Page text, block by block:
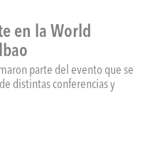
en la World
parte del evento que se
distintas conferencias y